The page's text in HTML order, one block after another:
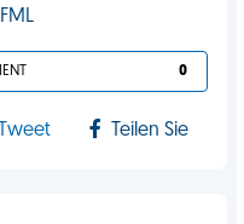
0
Tweet Teilen Sie